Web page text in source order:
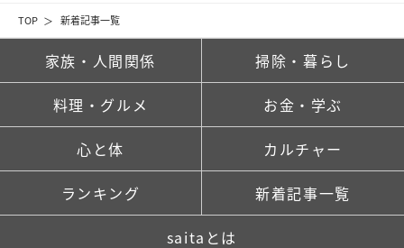
TOP 新着記事一覧
家族・人間関係 掃除・暮らし
料理・グルメ お金・学ぶ
心と体 カルチャー
ランキング 新着記事一覧
saitaとは